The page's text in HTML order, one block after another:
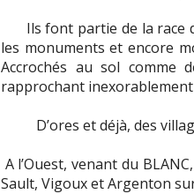
Ils font partie de la race
les monuments et encore
Accrochés au sol comme
rapprochant inexorablement
D’ores et déjà, des
A l’Ouest, venant du
Sault, Vigoux et Argenton